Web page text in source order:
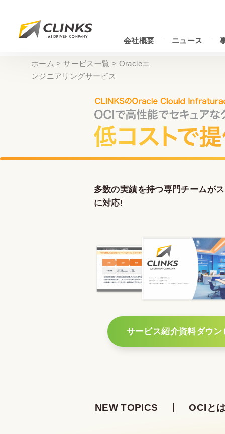
会社概要 ニュース
ホーム >サービス一覧 > Oracleエ
ンジニアリングサービス
多数の実績を持つ専門チームが
に対応!
サービス紹介資料ダウン
NEW TOPICS OCIと